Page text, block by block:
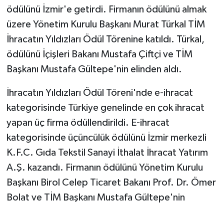
ödülünü İzmir'e getirdi. Firmanın ödülünü almak
üzere Yönetim Kurulu Başkanı Murat Türkal TİM
İhracatın Yıldızları Ödül Törenine katıldı. Türkal,
ödülünü İçişleri Bakanı Mustafa Çiftçi ve TİM
Başkanı Mustafa Gültepe'nin elinden aldı.
İhracatın Yıldızları Ödül Töreni'nde e-ihracat
kategorisinde Türkiye genelinde en çok ihracat
yapan üç firma ödüllendirildi. E-ihracat
kategorisinde üçüncülük ödülünü İzmir merkezli
K.F.C. Gıda Tekstil Sanayi İthalat İhracat Yatırım
A.Ş. kazandı. Firmanın ödülünü Yönetim Kurulu
Başkanı Birol Celep Ticaret Bakanı Prof. Dr. Ömer
Bolat ve TİM Başkanı Mustafa Gültepe'nin